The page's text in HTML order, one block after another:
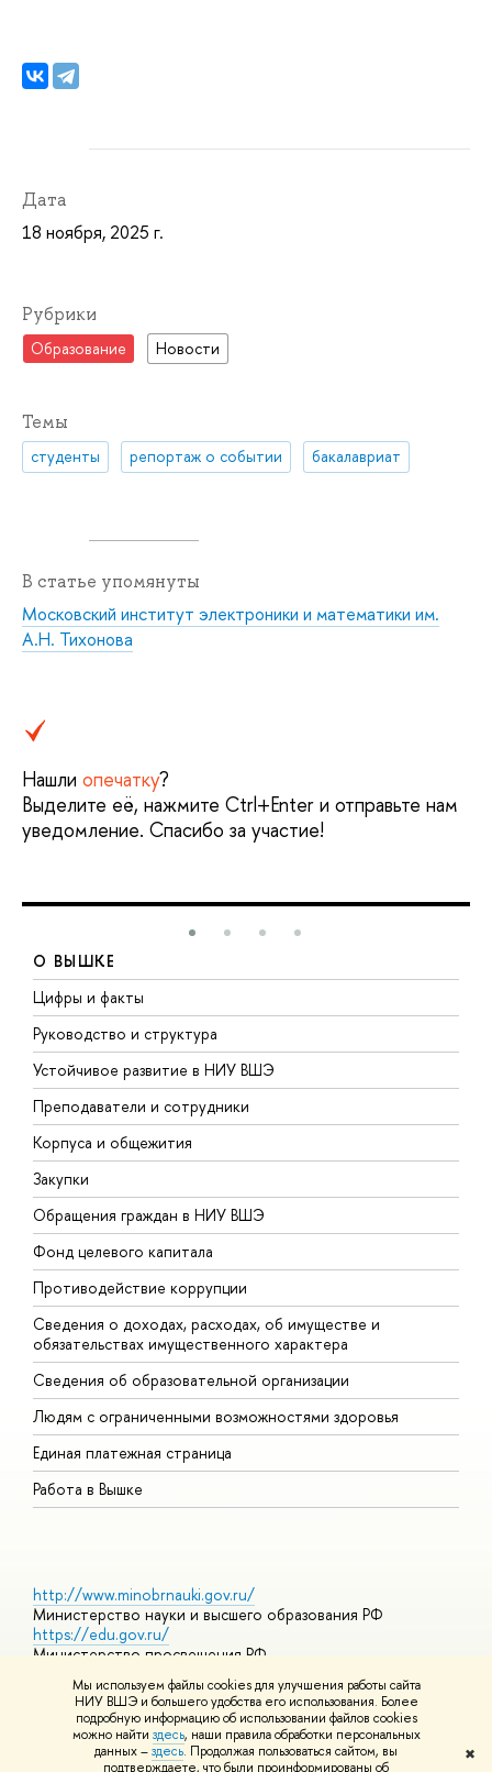
Мы используем файлы cookies для улучшения работы сайта
НИУ ВШЭ и большего удобства его использования. Более
подробную информацию об использовании файлов cookies
можно найти здесь, наши правила обработки персональных
данных –здесь. Продолжая пользоваться сайтом, вы
подтверждаете, что были проинформированы об
✖
Дата
18 ноября, 2025 г.
Рубрики
Образование Новости
Темы
студенты репортаж о событии бакалавриат
В статье упомянуты
Московский институт электроники и математики им.
А.Н. Тихонова
Нашли опечатку?
Выделите её, нажмите Ctrl+Enter и отправьте нам
уведомление. Спасибо за участие!
О ВЫШКЕ
Цифры и факты
Руководство и структура
Устойчивое развитие в НИУ ВШЭ
Преподаватели и сотрудники
Корпуса и общежития
Закупки
Обращения граждан в НИУ ВШЭ
Фонд целевого капитала
Противодействие коррупции
Сведения о доходах, расходах, об имуществе и
обязательствах имущественного характера
Сведения об образовательной организации
Людям с ограниченными возможностями здоровья
Единая платежная страница
Работа в Вышке
http://www.minobrnauki.gov.ru/
Министерство науки и высшего образования РФ
https://edu.gov.ru/
Министерство просвещения РФ
https://elearning.hse.ru/mooc
Массовые открытые онлайн-курсы
© НИУ ВШЭ 1993–2026 Адреса и контактыУсловия